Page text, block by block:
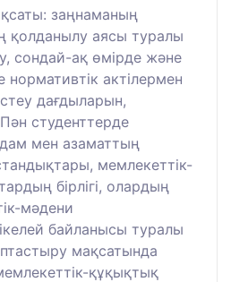
заңнаманың
қолданылу аясы туралы
сондай-ақ өмірде және
нормативтік актілермен
дағдыларын,
студенттерде
мен азаматтың
мемлекеттік-
бірлігі, олардың
мәдени
байланысы туралы
мақсатында
құқықтық